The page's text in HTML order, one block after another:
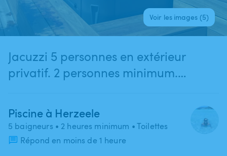
Voir les images (5)
Jacuzzi 5 personnes en extérieur
privatif. 2 personnes minimum.
Piscine à Herzeele
5 baigneurs • 2 heures minimum • Toilettes
Répond en moins de 1 heure